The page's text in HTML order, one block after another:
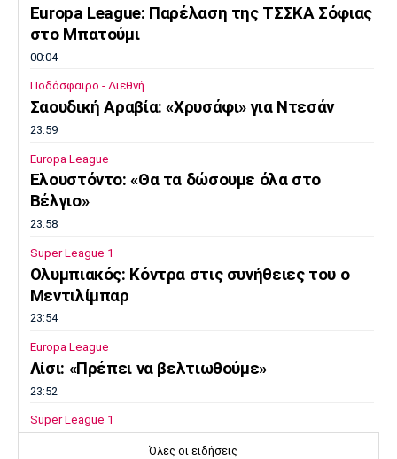
Europa League: Παρέλαση της ΤΣΣΚΑ Σόφιας
στο Μπατούμι
00:04
Ποδόσφαιρο - Διεθνή
Σαουδική Αραβία: «Χρυσάφι» για Ντεσάν
23:59
Europa League
Ελουστόντο: «Θα τα δώσουμε όλα στο
Βέλγιο»
23:58
Super League 1
Ολυμπιακός: Κόντρα στις συνήθειες του ο
Μεντιλίμπαρ
23:54
Europa League
Λίσι: «Πρέπει να βελτιωθούμε»
23:52
Super League 1
Επιστρέφει αύριο στη Θεσσαλονίκη ο
Όλες οι ειδήσεις